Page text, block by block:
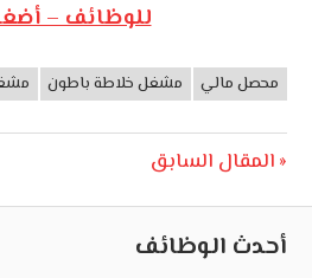
للوظائف –
وظائف
محصل مالي مشغل خلاطة باطون
تصفّح
المقالات
Previous
المقال السابق
أحدث الوظائف